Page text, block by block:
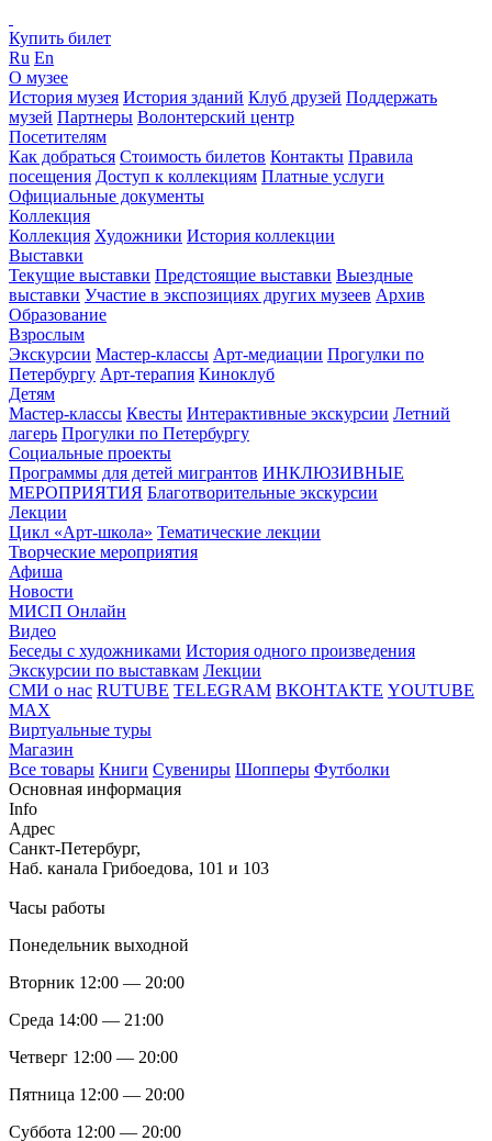
Купить билет
Ru En
О музее
История музея История зданий Клуб друзей Поддержать
музей Партнеры Волонтерский центр
Посетителям
Как добраться Стоимость билетов Контакты Правила
посещения Доступ к коллекциям Платные услуги
Официальные документы
Коллекция
Коллекция Художники История коллекции
Выставки
Текущие выставки Предстоящие выставки Выездные
выставки Участие в экспозициях других музеев Архив
Образование
Взрослым
Экскурсии Мастер-классы Арт-медиации Прогулки по
Петербургу Арт-терапия Киноклуб
Детям
Мастер-классы Квесты Интерактивные экскурсии Летний
лагерь Прогулки по Петербургу
Социальные проекты
Программы для детей мигрантов ИНКЛЮЗИВНЫЕ
МЕРОПРИЯТИЯ Благотворительные экскурсии
Лекции
Цикл «Арт-школа» Тематические лекции
Творческие мероприятия
Афиша
Новости
МИСП Онлайн
Видео
Беседы с художниками История одного произведения
Экскурсии по выставкам Лекции
СМИ о нас RUTUBE TELEGRAM ВКОНТАКТЕ YOUTUBE
MAX
Виртуальные туры
Магазин
Все товары Книги Сувениры Шопперы Футболки
Основная информация
Info
Адрес
Санкт-Петербург,
Наб. канала Грибоедова, 101 и 103
Часы работы
Понедельник выходной
Вторник 12:00 — 20:00
Среда 14:00 — 21:00
Четверг 12:00 — 20:00
Пятница 12:00 — 20:00
Суббота 12:00 — 20:00